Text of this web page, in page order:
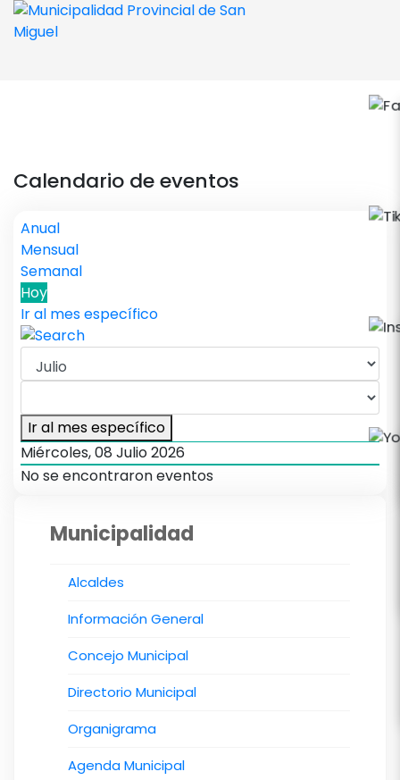
Calendario de eventos
Anual
Mensual
Semanal
Hoy
Ir al mes específico
Ir al mes específico
Miércoles, 08 Julio 2026
No se encontraron eventos
Municipalidad
Alcaldes
Información General
Concejo Municipal
Directorio Municipal
Organigrama
Agenda Municipal